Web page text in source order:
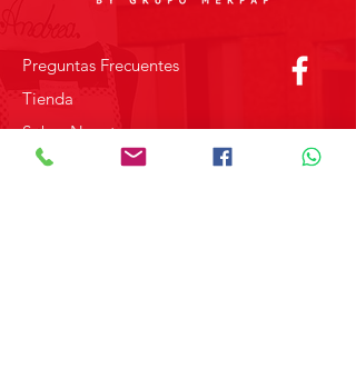
Preguntas Frecuentes
Tienda
Sobre Nosotros
Contacto